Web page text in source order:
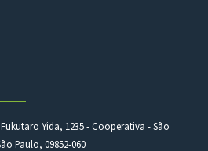
Yida, 1235 - Cooperativa - São
Paulo, 09852-060